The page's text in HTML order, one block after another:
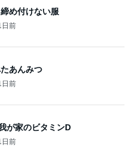
め付けない服
日前
あんみつ
日前
が家のビタミンD
日前